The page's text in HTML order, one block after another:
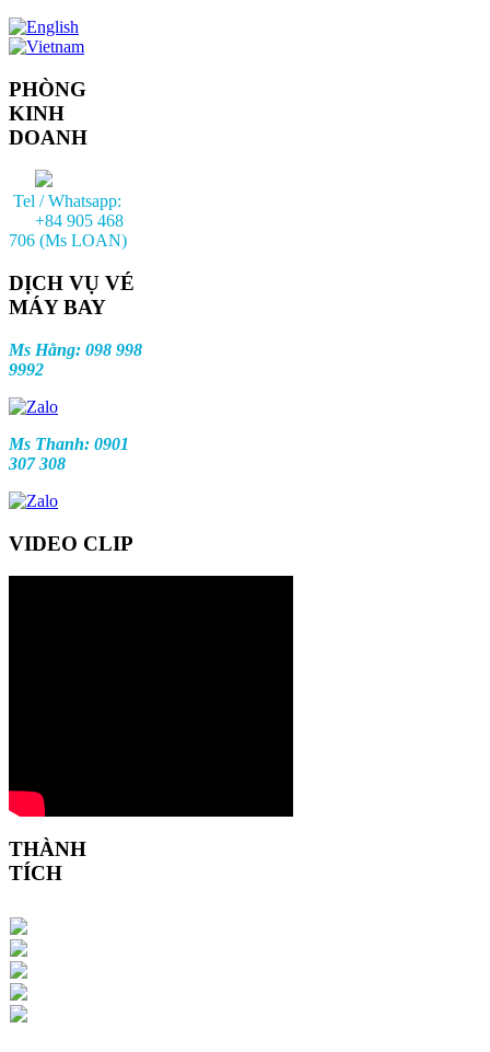
PHÒNG
KINH
DOANH
Tel / Whatsapp:
+84 905 468
706 (Ms LOAN)
DỊCH VỤ VÉ
MÁY BAY
Ms Hằng: 098 998
9992
Ms Thanh: 0901
307 308
VIDEO CLIP
THÀNH
TÍCH